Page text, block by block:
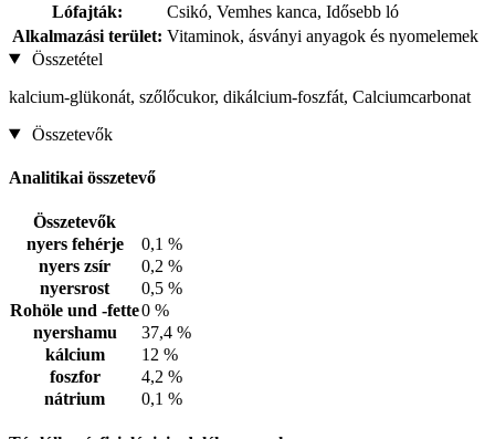
Lófajták:
Csikó, Vemhes kanca, Idősebb ló
Alkalmazási terület: Vitaminok, ásványi anyagok és nyomelemek
Összetétel
kalcium-glükonát, szőlőcukor, dikálcium-foszfát, Calciumcarbonat
Összetevők
Analitikai összetevő
Összetevők
nyers fehérje
0,1 %
nyers zsír
0,2 %
nyersrost
0,5 %
Rohöle und -fette0 %
nyershamu
37,4 %
kálcium
12 %
foszfor
4,2 %
nátrium
0,1 %